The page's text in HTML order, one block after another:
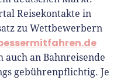
Reisekontakte in
zu Wettbewerbern
auch an Bahnreisende
gebührenpflichtig. Je